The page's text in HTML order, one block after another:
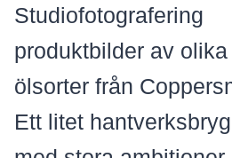
Studiofotografering
produktbilder av olika
ölsorter från
Ett litet